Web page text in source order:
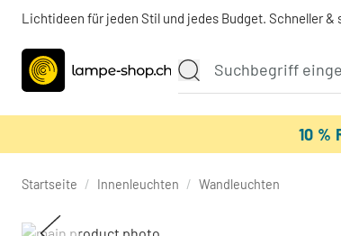
Lichtideen für jeden Stil und jedes Budget. Schneller
10
Startseite / Innenleuchten / Wandleuchten